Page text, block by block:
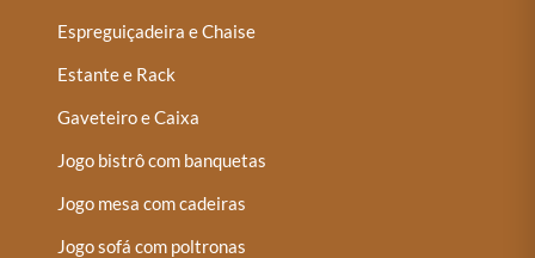
Espreguiçadeira e Chaise
Estante e Rack
Gaveteiro e Caixa
Jogo bistrô com banquetas
Jogo mesa com cadeiras
Jogo sofá com poltronas